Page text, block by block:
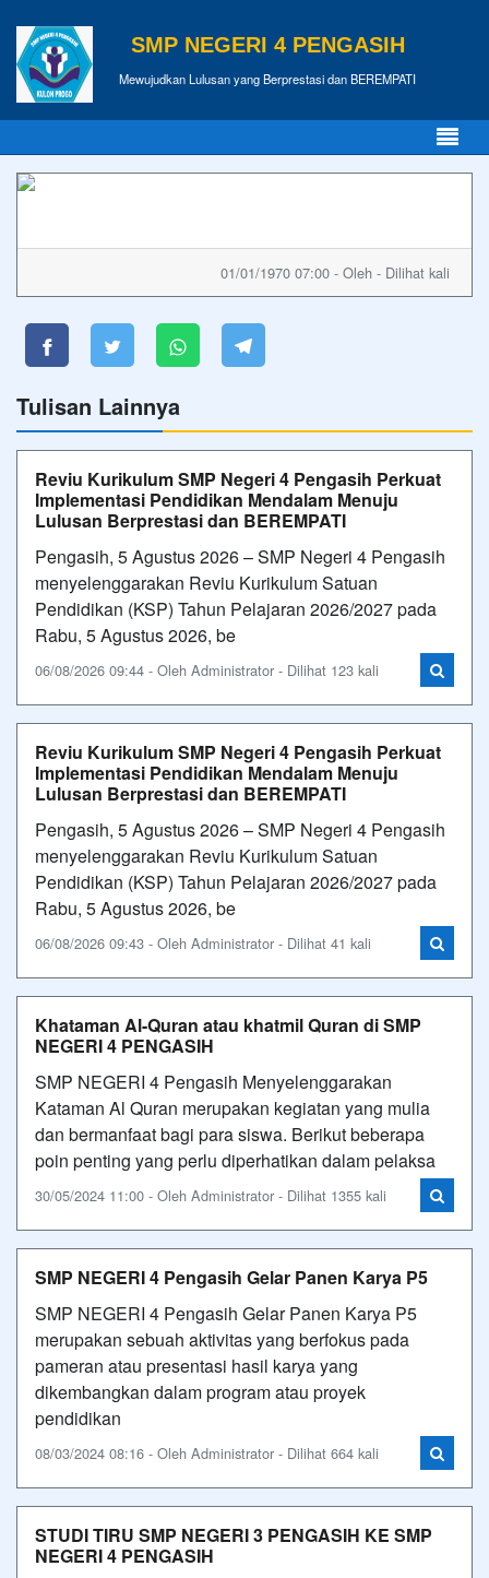
SMP NEGERI 4 PENGASIH
Mewujudkan Lulusan yang Berprestasi dan BEREMPATI
01/01/1970 07:00 - Oleh - Dilihat kali
Tulisan Lainnya
Reviu Kurikulum SMP Negeri 4 Pengasih Perkuat
Implementasi Pendidikan Mendalam Menuju
Lulusan Berprestasi dan BEREMPATI
Pengasih, 5 Agustus 2026 – SMP Negeri 4 Pengasih
menyelenggarakan Reviu Kurikulum Satuan
Pendidikan (KSP) Tahun Pelajaran 2026/2027 pada
Rabu, 5 Agustus 2026, be
06/08/2026 09:44 - Oleh Administrator - Dilihat 123 kali
Reviu Kurikulum SMP Negeri 4 Pengasih Perkuat
Implementasi Pendidikan Mendalam Menuju
Lulusan Berprestasi dan BEREMPATI
Pengasih, 5 Agustus 2026 – SMP Negeri 4 Pengasih
menyelenggarakan Reviu Kurikulum Satuan
Pendidikan (KSP) Tahun Pelajaran 2026/2027 pada
Rabu, 5 Agustus 2026, be
06/08/2026 09:43 - Oleh Administrator - Dilihat 41 kali
Khataman Al-Quran atau khatmil Quran di SMP
NEGERI 4 PENGASIH
SMP NEGERI 4 Pengasih Menyelenggarakan
Kataman Al Quran merupakan kegiatan yang mulia
dan bermanfaat bagi para siswa. Berikut beberapa
poin penting yang perlu diperhatikan dalam pelaksa
30/05/2024 11:00 - Oleh Administrator - Dilihat 1355 kali
SMP NEGERI 4 Pengasih Gelar Panen Karya P5
SMP NEGERI 4 Pengasih Gelar Panen Karya P5
merupakan sebuah aktivitas yang berfokus pada
pameran atau presentasi hasil karya yang
dikembangkan dalam program atau proyek
pendidikan
08/03/2024 08:16 - Oleh Administrator - Dilihat 664 kali
STUDI TIRU SMP NEGERI 3 PENGASIH KE SMP
NEGERI 4 PENGASIH